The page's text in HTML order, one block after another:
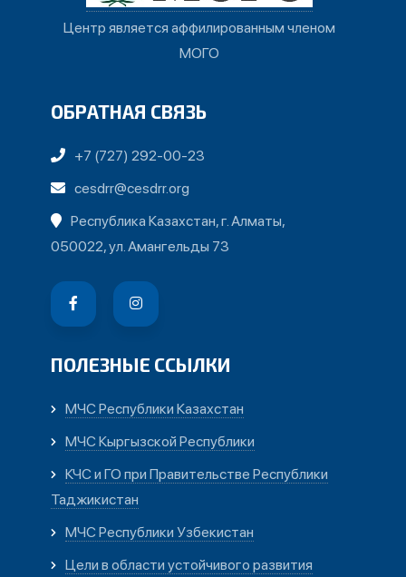
Центр является аффилированным членом
МОГО
ОБРАТНАЯ СВЯЗЬ
+7 (727) 292-00-23
cesdrr@cesdrr.org
Республика Казахстан, г. Алматы,
050022, ул. Амангельды 73
ПОЛЕЗНЫЕ ССЫЛКИ
МЧС Республики Казахстан
МЧС Кыргызской Республики
КЧС и ГО при Правительстве Республики
Таджикистан
МЧС Республики Узбекистан
Цели в области устойчивого развития